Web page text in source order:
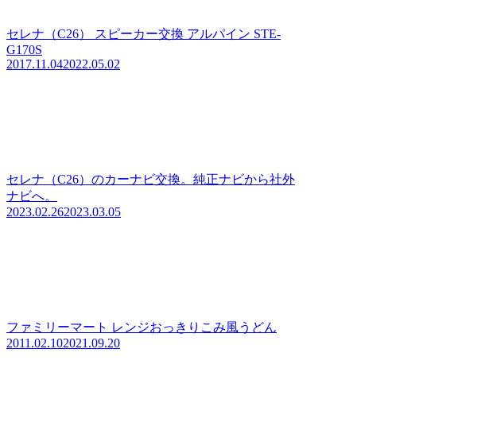
セレナ（C26） スピーカー交換 アルパイン STE-
G170S
2017.11.042022.05.02
セレナ（C26）のカーナビ交換。純正ナビから社外
ナビへ。
2023.02.262023.03.05
ファミリーマート レンジおっきりこみ風うどん
2011.02.102021.09.20